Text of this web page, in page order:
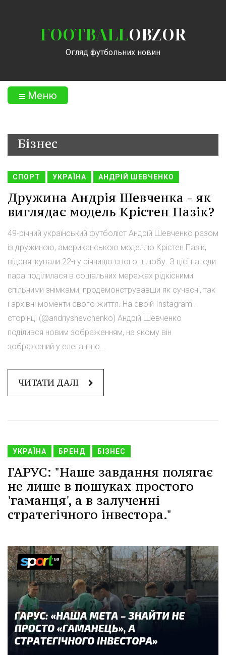
FOOTBALLOBZOR
Огляд футбольних новин
Меню
Бізнес
СПОРТ УКРАЇНА АНДРІЙ ШЕВЧЕНКО
Дружина Андрія Шевченка - як
виглядає модель Крістен Пазік?
49-річний український футболіст Андрій Шевченко разом
із дружиною, американською моделлю Крістен Пазік,
відсвяткували 22-гу річницю свого шлюбу. З цієї нагоди
пара поділилася в соціальних мережах рідкісними
спільними знімками, продемонструвавши як сучасні, так
і архівні моменти свого життя. На своїй Instagram-
сторінці (@andriyshevchenko) Андрій Шевченко
поділився новим зображенням, на якому він
зображений у елегантно...
ЧИТАТИ ДАЛІ
УКРАЇНА БРЕНД БІЗНЕС
ГАРУС: "Наше завдання полягає
не лише в пошуках простого
'гаманця', а в залученні
стратегічного інвестора."